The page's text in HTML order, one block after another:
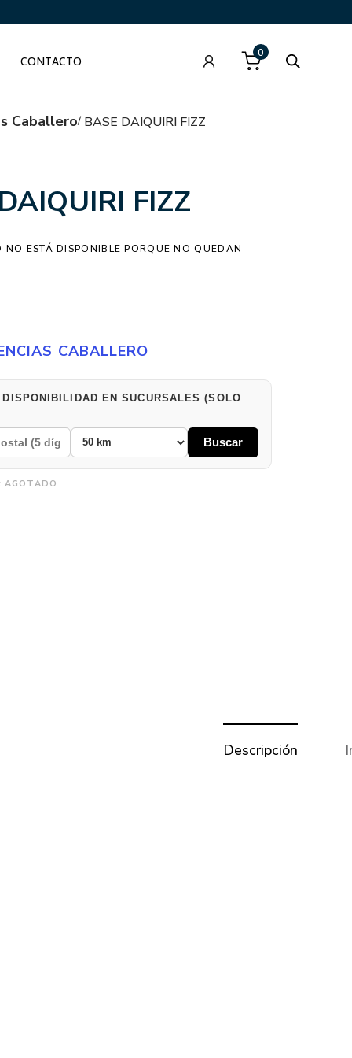
CONTACTO
0
Caballero BASE DAIQUIRI FIZZ
FIZZ
NO ESTÁ DISPONIBLE PORQUE NO QUEDAN
CABALLERO
EN SUCURSALES (SOLO
Buscar
AGOTADO
Descripción